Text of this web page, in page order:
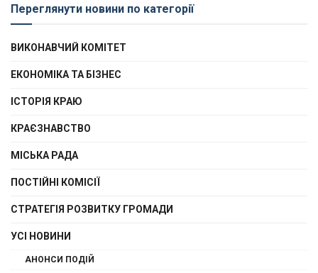
Переглянути новини по категорії
ВИКОНАВЧИЙ КОМІТЕТ
ЕКОНОМІКА ТА БІЗНЕС
ІСТОРІЯ КРАЮ
КРАЄЗНАВСТВО
МІСЬКА РАДА
ПОСТІЙНІ КОМІСІЇ
СТРАТЕГІЯ РОЗВИТКУ ГРОМАДИ
УСІ НОВИНИ
АНОНСИ ПОДІЙ